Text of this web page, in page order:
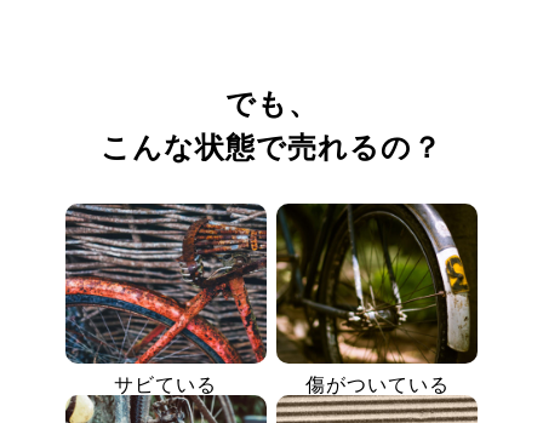
でも、
こんな状態で売れるの？
サビている 傷がついている